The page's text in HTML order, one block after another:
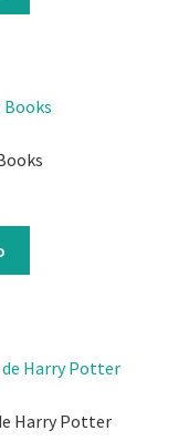
Harry Potter